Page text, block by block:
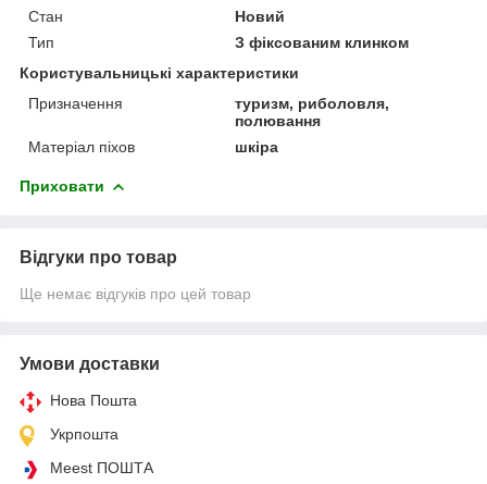
Стан
Новий
Тип
З фіксованим клинком
Користувальницькі характеристики
Призначення
туризм, риболовля,
полювання
Матеріал піхов
шкіра
Приховати
Відгуки про товар
Ще немає відгуків про цей товар
Умови доставки
Нова Пошта
Укрпошта
Meest ПОШТА